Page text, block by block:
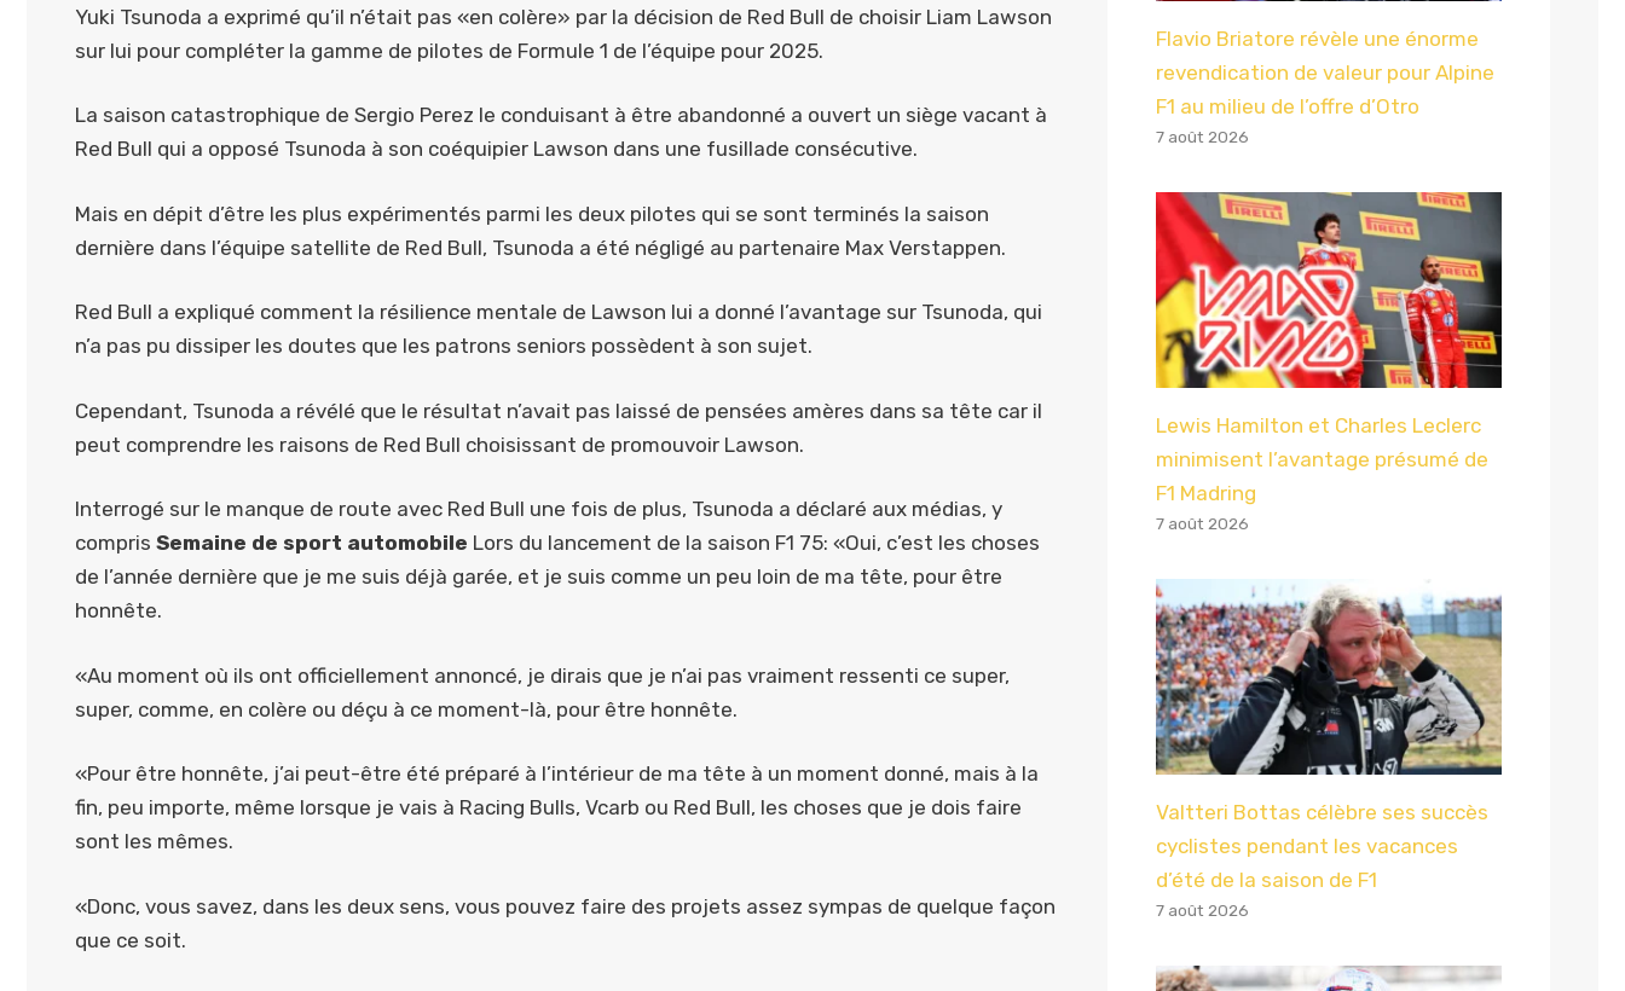
Yuki Tsunoda a exprimé qu’il n’était pas «en colère» par la décision de Red Bull de choisir Liam Lawson
sur lui pour compléter la gamme de pilotes de Formule 1 de l’équipe pour 2025.
La saison catastrophique de Sergio Perez le conduisant à être abandonné a ouvert un siège vacant à
Red Bull qui a opposé Tsunoda à son coéquipier Lawson dans une fusillade consécutive.
Mais en dépit d’être les plus expérimentés parmi les deux pilotes qui se sont terminés la saison
dernière dans l’équipe satellite de Red Bull, Tsunoda a été négligé au partenaire Max Verstappen.
Red Bull a expliqué comment la résilience mentale de Lawson lui a donné l’avantage sur Tsunoda, qui
n’a pas pu dissiper les doutes que les patrons seniors possèdent à son sujet.
Cependant, Tsunoda a révélé que le résultat n’avait pas laissé de pensées amères dans sa tête car il
peut comprendre les raisons de Red Bull choisissant de promouvoir Lawson.
Interrogé sur le manque de route avec Red Bull une fois de plus, Tsunoda a déclaré aux médias, y
compris Semaine de sport automobile Lors du lancement de la saison F1 75: «Oui, c’est les choses
de l’année dernière que je me suis déjà garée, et je suis comme un peu loin de ma tête, pour être
honnête.
«Au moment où ils ont officiellement annoncé, je dirais que je n’ai pas vraiment ressenti ce super,
super, comme, en colère ou déçu à ce moment-là, pour être honnête.
«Pour être honnête, j’ai peut-être été préparé à l’intérieur de ma tête à un moment donné, mais à la
fin, peu importe, même lorsque je vais à Racing Bulls, Vcarb ou Red Bull, les choses que je dois faire
sont les mêmes.
«Donc, vous savez, dans les deux sens, vous pouvez faire des projets assez sympas de quelque façon
que ce soit.
Flavio Briatore révèle une énorme
revendication de valeur pour Alpine
F1 au milieu de l’offre d’Otro
7 août 2026
Lewis Hamilton et Charles Leclerc
minimisent l’avantage présumé de
F1 Madring
7 août 2026
Valtteri Bottas célèbre ses succès
cyclistes pendant les vacances
d’été de la saison de F1
7 août 2026